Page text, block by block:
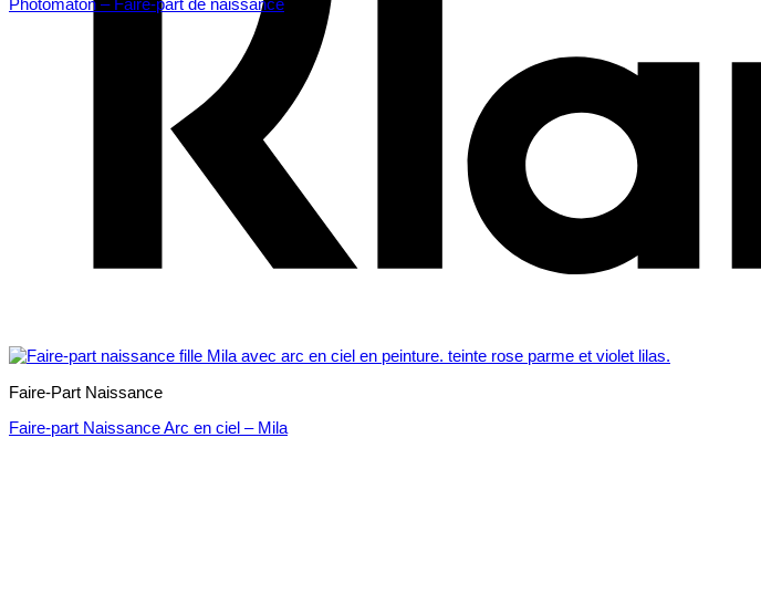
Photomaton – Faire-part de naissance
Faire-Part Naissance
Faire-part Naissance Arc en ciel – Mila